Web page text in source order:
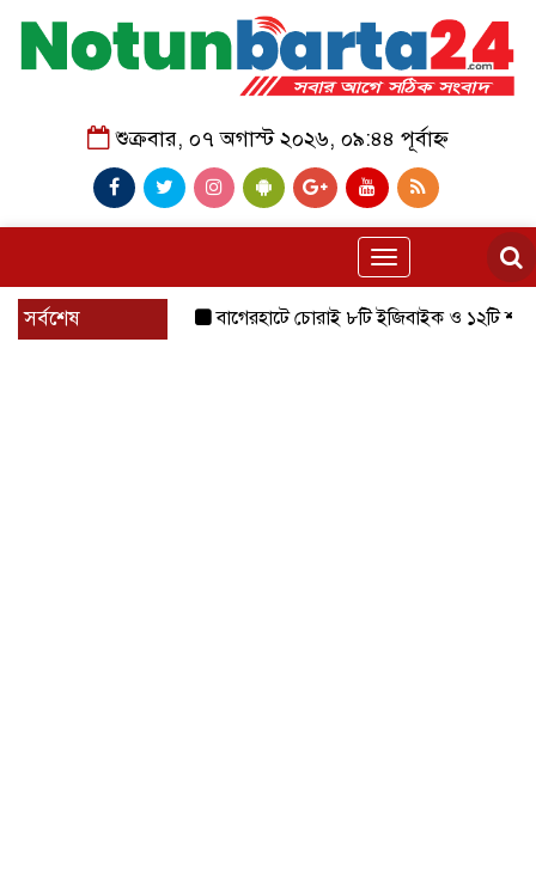
শুক্রবার, ০৭ অগাস্ট ২০২৬, ০৯:৪৪ পূর্বাহ্ন
Toggle
navigation
সর্বশেষ বাগেরহাটে চোরাই ৮টি ইজিবাইক ও ১২টি